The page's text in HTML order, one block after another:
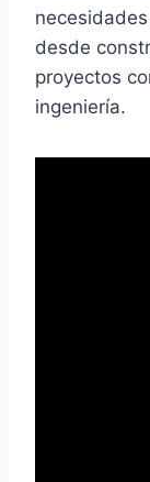
desde
proyectos
ingeniería.